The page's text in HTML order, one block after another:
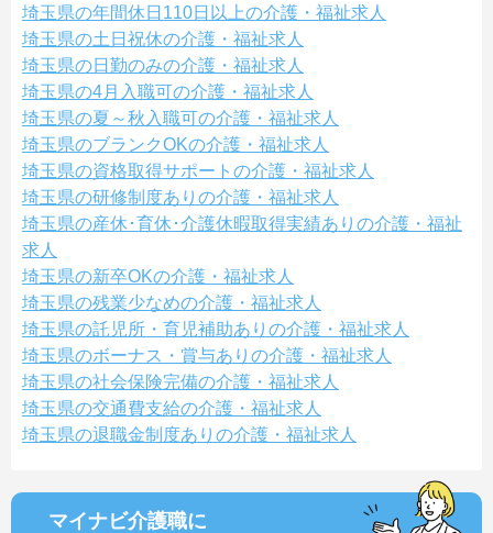
埼玉県の年間休日110日以上の介護・福祉求人
埼玉県の土日祝休の介護・福祉求人
埼玉県の日勤のみの介護・福祉求人
埼玉県の4月入職可の介護・福祉求人
埼玉県の夏～秋入職可の介護・福祉求人
埼玉県のブランクOKの介護・福祉求人
埼玉県の資格取得サポートの介護・福祉求人
埼玉県の研修制度ありの介護・福祉求人
埼玉県の産休･育休･介護休暇取得実績ありの介護・福祉
求人
埼玉県の新卒OKの介護・福祉求人
埼玉県の残業少なめの介護・福祉求人
埼玉県の託児所・育児補助ありの介護・福祉求人
埼玉県のボーナス・賞与ありの介護・福祉求人
埼玉県の社会保険完備の介護・福祉求人
埼玉県の交通費支給の介護・福祉求人
埼玉県の退職金制度ありの介護・福祉求人
マイナビ介護職に